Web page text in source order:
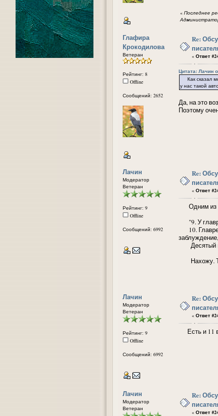
« Последнее
Глафира
Крокодилова
Ветеран
Рейтинг: 8
Offline
Сообщений: 2652
Re:
« Ответ
Цитата: Лачин
Как сказал
у нас такой
Да, на это
Поэтому
Лачин
Модератор
Ветеран
Рейтинг: 9
Offline
Сообщений: 6992
Re:
« Ответ
Одним из
"9. У
10.
Десятый
Нахожу. То
Лачин
Модератор
Ветеран
Рейтинг: 9
Offline
Сообщений: 6992
Re:
« Ответ
Есть и 11
Лачин
Модератор
Ветеран
Re:
« Ответ